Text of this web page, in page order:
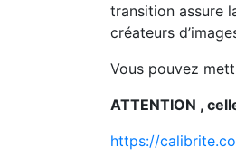
transition assure
créateurs
Vous pouvez
ATTENTION ,
https://